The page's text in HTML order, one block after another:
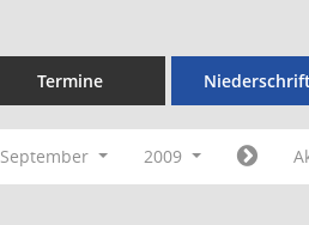
Termine
September 2009